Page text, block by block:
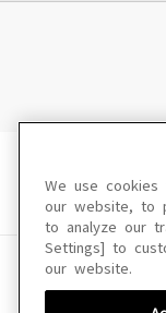
We use cookies
our website, to
to analyze our
Settings] to
our website.